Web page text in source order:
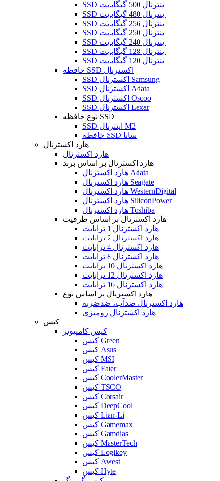
SSD اینترنال 500 گیگابایت
SSD اینترنال 480 گیگابایت
SSD اینترنال 256 گیگابایت
SSD اینترنال 250 گیگابایت
SSD اینترنال 240 گیگابایت
SSD اینترنال 128 گیگابایت
SSD اینترنال 120 گیگابایت
حافظه SSD اکسترنال
SSD اکسترنال Samsung
SSD اکسترنال Adata
SSD اکسترنال Oscoo
SSD اکسترنال Lexar
نوع حافظه SSD
SSD اینترنال M2
حافظه SSD ساتا
هارد اکسترنال
هارد اکسترنال
هارد اکسترنال بر اساس برند
هارد اکسترنال Adata
هارد اکسترنال Seagate
هارد اکسترنال WesternDigital
هارد اکسترنال SiliconPower
هارد اکسترنال Toshiba
هارد اکسترنال بر اساس ظرفیت
هارد اکسترنال 1 ترابایت
هارد اکسترنال 2 ترابایت
هارد اکسترنال 4 ترابایت
هارد اکسترنال 8 ترابایت
هارد اکسترنال 10 ترابایت
هارد اکسترنال 12 ترابایت
هارد اکسترنال 16 ترابایت
هارد اکسترنال بر اساس نوع
هارد اکسترنال ضدآب، ضدضربه
هارد اکسترنال رومیزی
کیس
کیس کامپیوتر
کیس Green
کیس Asus
کیس MSI
کیس Fater
کیس CoolerMaster
کیس TSCO
کیس Corsair
کیس DeepCool
کیس Lian-Li
کیس Gamemax
کیس Gamdias
کیس MasterTech
کیس Logikey
کیس Awest
کیس Hyte